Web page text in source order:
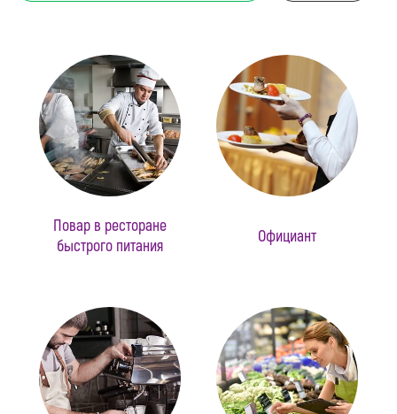
Повар в ресторане
быстрого питания
Официант